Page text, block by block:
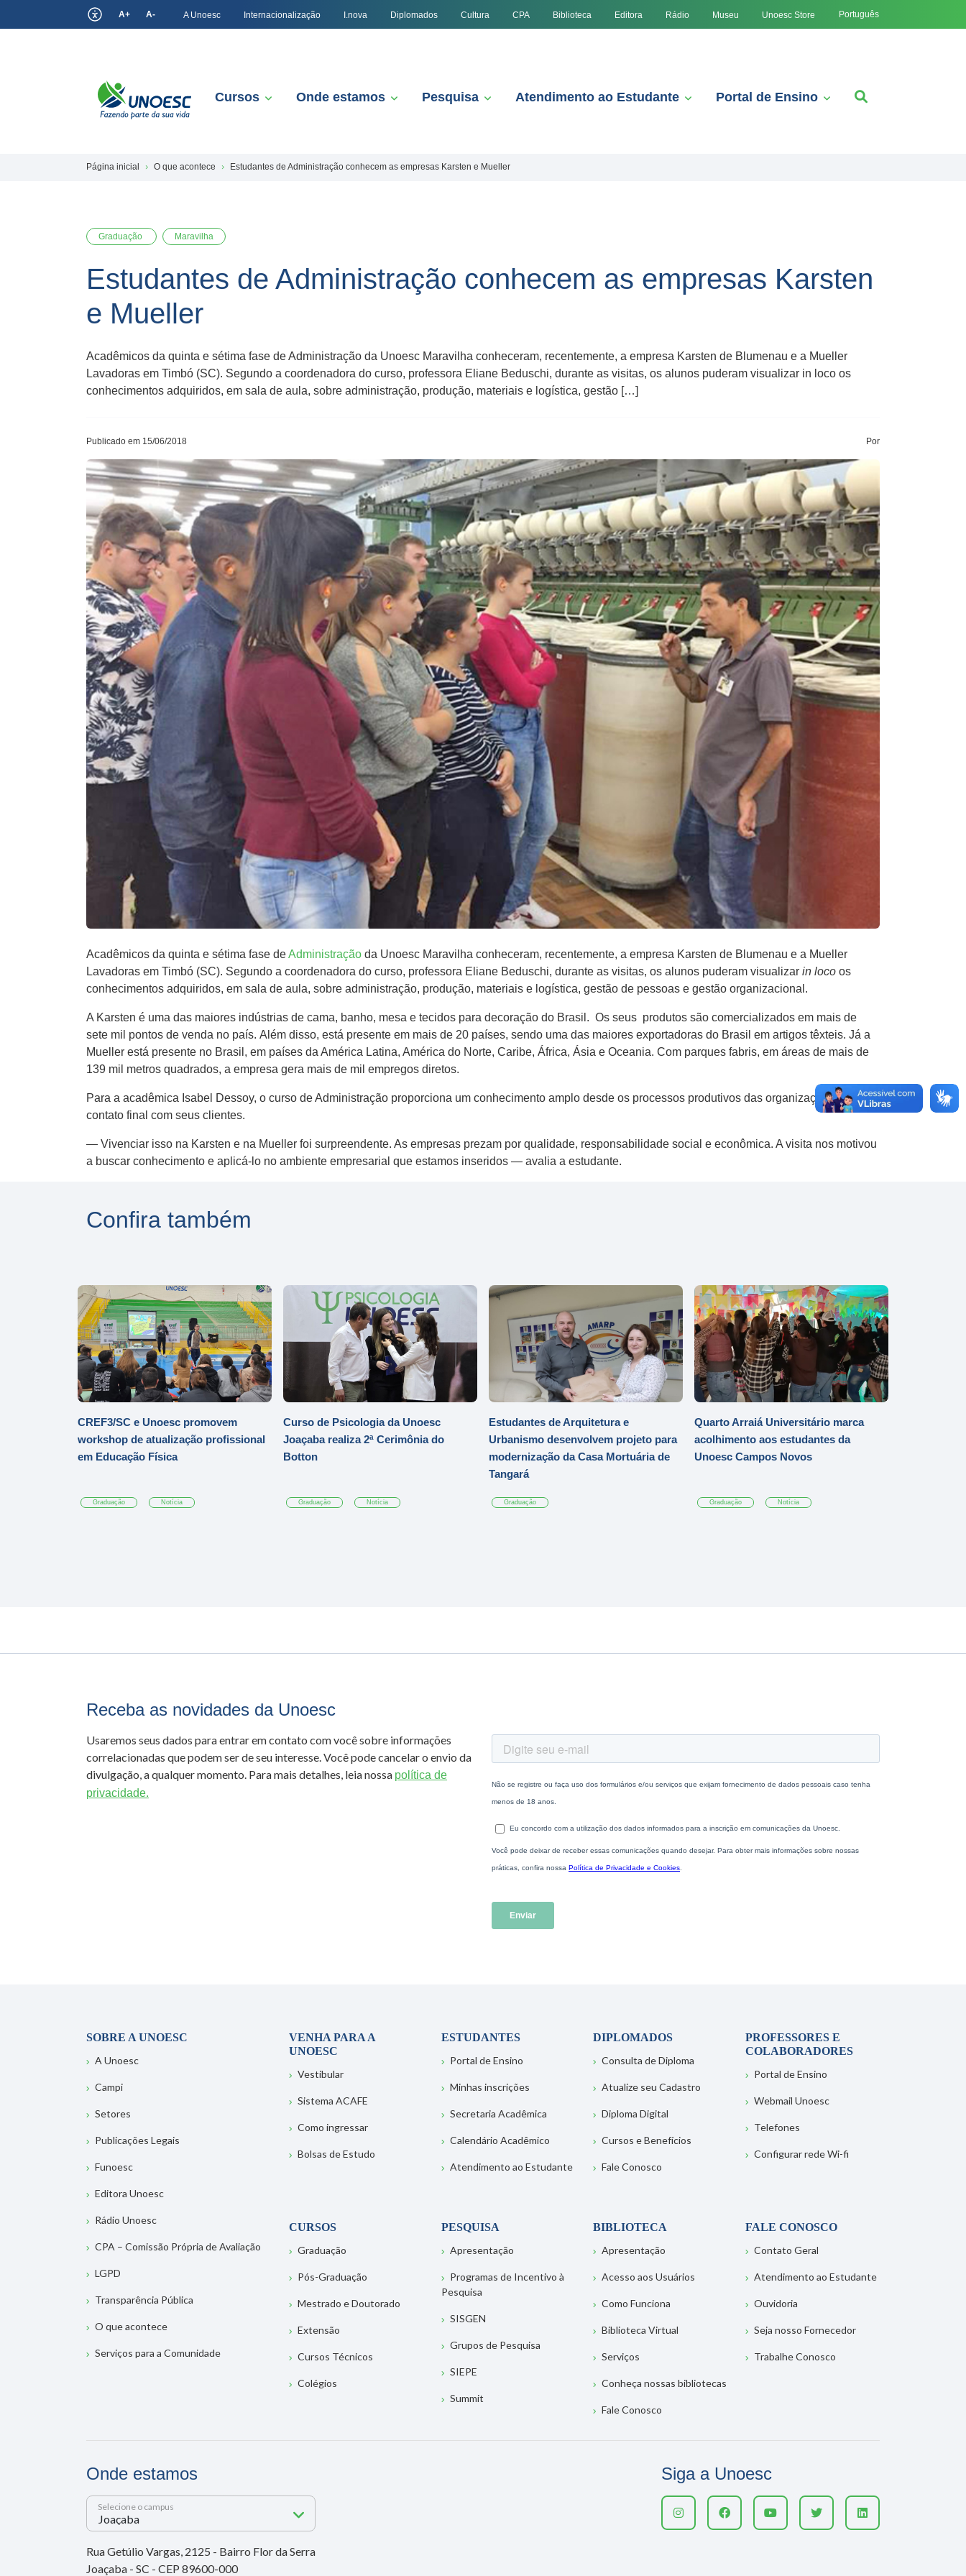
A+ A- A Unoesc Internacionalização I.nova Diplomados Cultura CPA Biblioteca Editora Rádio Museu Unoesc Store Português
Cursos Onde estamos Pesquisa Atendimento ao Estudante Portal de Ensino
Página inicial O que acontece Estudantes de Administração conhecem as empresas Karsten e Mueller
Graduação Maravilha
Estudantes de Administração conhecem as empresas Karsten
e Mueller
Acadêmicos da quinta e sétima fase de Administração da Unoesc Maravilha conheceram, recentemente, a empresa Karsten de Blumenau e a Mueller
Lavadoras em Timbó (SC). Segundo a coordenadora do curso, professora Eliane Beduschi, durante as visitas, os alunos puderam visualizar in loco os
conhecimentos adquiridos, em sala de aula, sobre administração, produção, materiais e logística, gestão […]
Publicado em 15/06/2018 Por
Acadêmicos da quinta e sétima fase deAdministração da Unoesc Maravilha conheceram, recentemente, a empresa Karsten de Blumenau e a Mueller
Lavadoras em Timbó (SC). Segundo a coordenadora do curso, professora Eliane Beduschi, durante as visitas, os alunos puderam visualizar in loco os
conhecimentos adquiridos, em sala de aula, sobre administração, produção, materiais e logística, gestão de pessoas e gestão organizacional.
A Karsten é uma das maiores indústrias de cama, banho, mesa e tecidos para decoração do Brasil. Os seus produtos são comercializados em mais de
sete mil pontos de venda no país. Além disso, está presente em mais de 20 países, sendo uma das maiores exportadoras do Brasil em artigos têxteis. Já a
Mueller está presente no Brasil, em países da América Latina, América do Norte, Caribe, África, Ásia e Oceania. Com parques fabris, em áreas de mais de
139 mil metros quadrados, a empresa gera mais de mil empregos diretos.
Para a acadêmica Isabel Dessoy, o curso de Administração proporciona um conhecimento amplo desde os processos produtivos das organizações até o
contato final com seus clientes.
— Vivenciar isso na Karsten e na Mueller foi surpreendente. As empresas prezam por qualidade, responsabilidade social e econômica. A visita nos motivou
a buscar conhecimento e aplicá-lo no ambiente empresarial que estamos inseridos — avalia a estudante.
Confira também
CREF3/SC e Unoesc promovem
workshop de atualização profissional
em Educação Física
Graduação Notícia
Curso de Psicologia da Unoesc
Joaçaba realiza 2ª Cerimônia do
Botton
Graduação Notícia
Estudantes de Arquitetura e
Urbanismo desenvolvem projeto para
modernização da Casa Mortuária de
Tangará
Graduação
Quarto Arraiá Universitário marca
acolhimento aos estudantes da
Unoesc Campos Novos
Graduação Notícia
Receba as novidades da Unoesc
Usaremos seus dados para entrar em contato com você sobre informações
correlacionadas que podem ser de seu interesse. Você pode cancelar o envio da
divulgação, a qualquer momento. Para mais detalhes, leia nossa política de
privacidade.
SOBRE A UNOESC
A Unoesc
Campi
Setores
Publicações Legais
Funoesc
Editora Unoesc
Rádio Unoesc
CPA – Comissão Própria de Avaliação
LGPD
Transparência Pública
O que acontece
Serviços para a Comunidade
VENHA PARA A
UNOESC
Vestibular
Sistema ACAFE
Como ingressar
Bolsas de Estudo
ESTUDANTES
Portal de Ensino
Minhas inscrições
Secretaria Acadêmica
Calendário Acadêmico
Atendimento ao Estudante
DIPLOMADOS
Consulta de Diploma
Atualize seu Cadastro
Diploma Digital
Cursos e Benefícios
Fale Conosco
PROFESSORES E
COLABORADORES
Portal de Ensino
Webmail Unoesc
Telefones
Configurar rede Wi-fi
CURSOS
Graduação
Pós-Graduação
Mestrado e Doutorado
Extensão
Cursos Técnicos
Colégios
PESQUISA
Apresentação
Programas de Incentivo à
Pesquisa
SISGEN
Grupos de Pesquisa
SIEPE
Summit
BIBLIOTECA
Apresentação
Acesso aos Usuários
Como Funciona
Biblioteca Virtual
Serviços
Conheça nossas bibliotecas
Fale Conosco
FALE CONOSCO
Contato Geral
Atendimento ao Estudante
Ouvidoria
Seja nosso Fornecedor
Trabalhe Conosco
Onde estamos
Selecione o campus
Rua Getúlio Vargas, 2125 - Bairro Flor da Serra
Joaçaba - SC - CEP 89600-000
Siga a Unoesc